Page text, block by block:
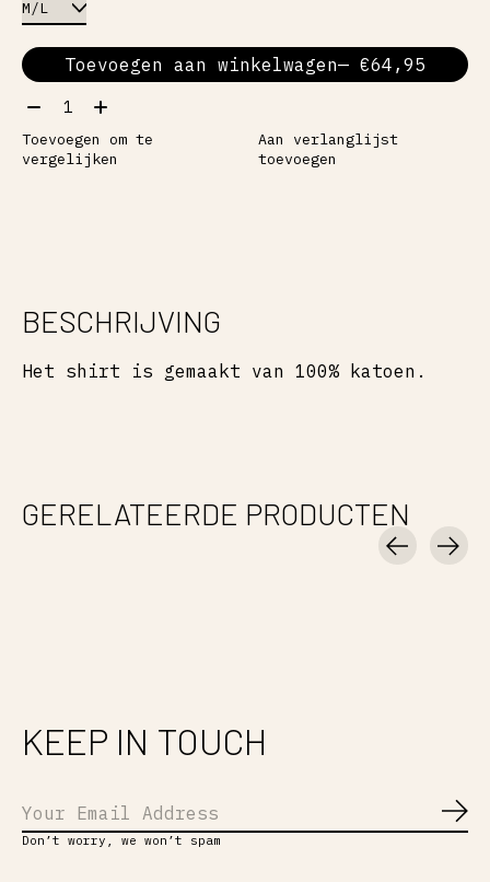
Toevoegen aan winkelwagen
— €64,95
Aantal:
Toevoegen om te
vergelijken
Aan verlanglijst
toevoegen
BESCHRIJVING
Het shirt is gemaakt van 100% katoen.
GERELATEERDE PRODUCTEN
KEEP IN TOUCH
Don’t worry, we won’t spam